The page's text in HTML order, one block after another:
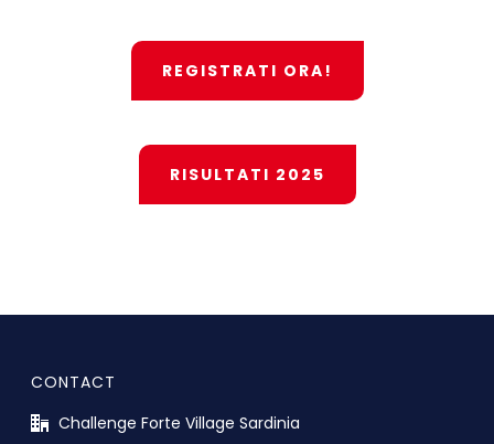
REGISTRATI ORA!
RISULTATI 2025
CONTACT
Challenge Forte Village Sardinia